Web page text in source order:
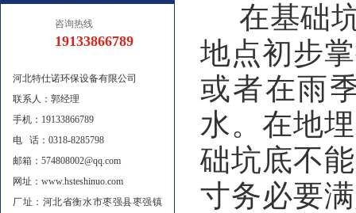
咨询热线
19133866789
河北特仕诺环保设备有限公司
联系人：郭经理
手机：19133866789
电 话：0318-8285798
邮箱：574808002@qq.com
网址：www.hsteshinuo.com
厂址：河北省衡水市枣强县枣强镇
在基础
地点初步
或者在雨
水。在地
础坑底不
寸务必要